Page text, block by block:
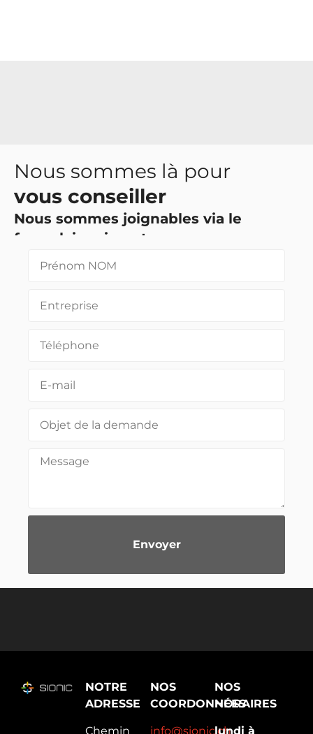
Nous sommes là pour
vous conseiller
Nous sommes joignables via le
formulaire ci-contre
coordonnées en pied de page.
Envoyer
NOTRE
ADRESSE
Chemin
NOS
COORDONNÉES
info@sionic.ch
NOS
HORAIRES
lundi à